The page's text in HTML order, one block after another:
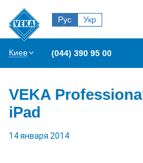
Рус Укр
Киев (044) 390 95 00
VEKA
iPad
14 января 2014